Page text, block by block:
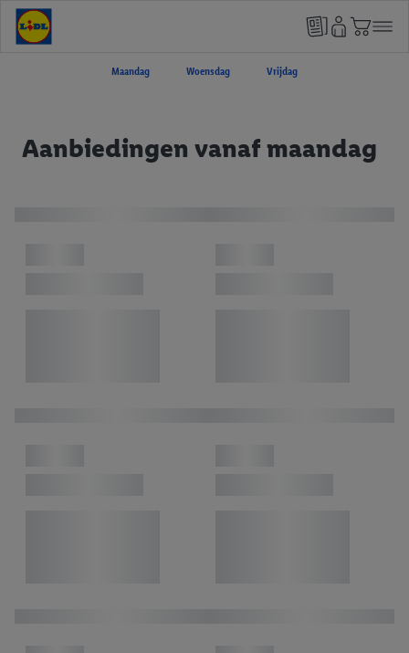
Maandag Woensdag Vrijdag
Aanbiedingen vanaf maandag